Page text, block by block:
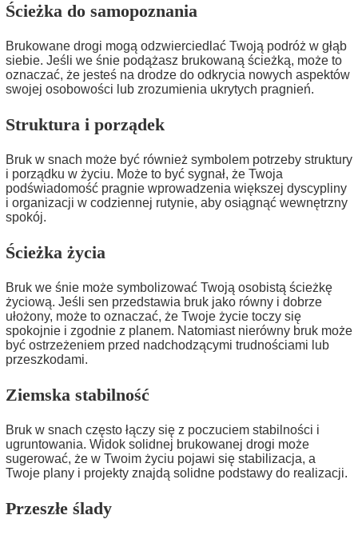
Ścieżka do samopoznania
Brukowane drogi mogą odzwierciedlać Twoją podróż w głąb
siebie. Jeśli we śnie podążasz brukowaną ścieżką, może to
oznaczać, że jesteś na drodze do odkrycia nowych aspektów
swojej osobowości lub zrozumienia ukrytych pragnień.
Struktura i porządek
Bruk w snach może być również symbolem potrzeby struktury
i porządku w życiu. Może to być sygnał, że Twoja
podświadomość pragnie wprowadzenia większej dyscypliny
i organizacji w codziennej rutynie, aby osiągnąć wewnętrzny
spokój.
Ścieżka życia
Bruk we śnie może symbolizować Twoją osobistą ścieżkę
życiową. Jeśli sen przedstawia bruk jako równy i dobrze
ułożony, może to oznaczać, że Twoje życie toczy się
spokojnie i zgodnie z planem. Natomiast nierówny bruk może
być ostrzeżeniem przed nadchodzącymi trudnościami lub
przeszkodami.
Ziemska stabilność
Bruk w snach często łączy się z poczuciem stabilności i
ugruntowania. Widok solidnej brukowanej drogi może
sugerować, że w Twoim życiu pojawi się stabilizacja, a
Twoje plany i projekty znajdą solidne podstawy do realizacji.
Przeszłe ślady